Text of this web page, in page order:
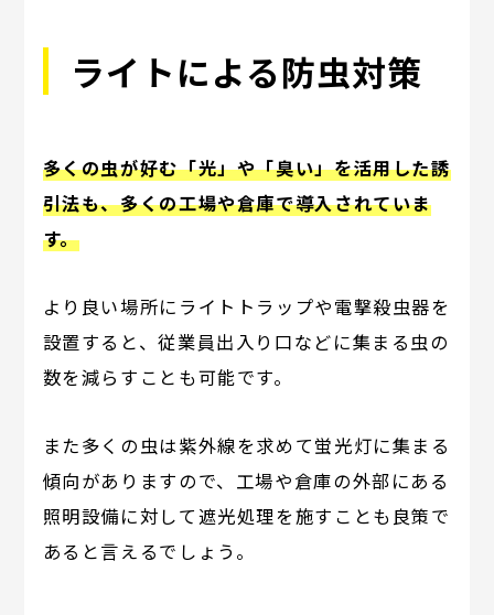
ライトによる防虫対策
多くの虫が好む「光」や「臭い」を活用した誘
引法も、多くの工場や倉庫で導入されていま
す。
より良い場所にライトトラップや電撃殺虫器を
設置すると、従業員出入り口などに集まる虫の
数を減らすことも可能です。
また多くの虫は紫外線を求めて蛍光灯に集まる
傾向がありますので、工場や倉庫の外部にある
照明設備に対して遮光処理を施すことも良策で
あると言えるでしょう。